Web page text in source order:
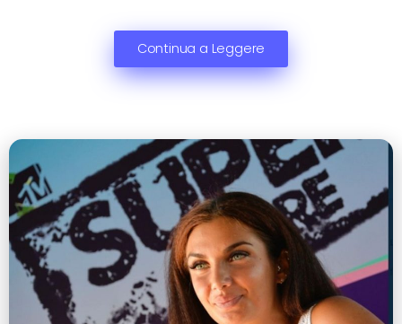
Continua a Leggere